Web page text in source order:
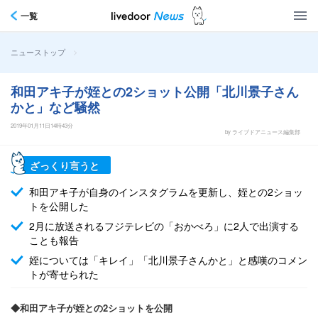
一覧
ニューストップ >
和田アキ子が姪との2ショット公開「北川景子さん
かと」など騒然
2019年01月11日14時43分
by ライブドアニュース編集部
ざっくり言うと
和田アキ子が自身のインスタグラムを更新し、姪との2ショッ
トを公開した
2月に放送されるフジテレビの「おかべろ」に2人で出演する
ことも報告
姪については「キレイ」「北川景子さんかと」と感嘆のコメン
トが寄せられた
◆和田アキ子が姪との2ショットを公開